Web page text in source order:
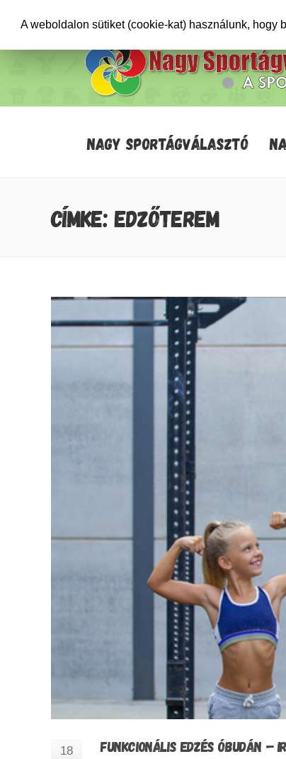
NAGY SPORTÁGVÁLASZTÓ
CÍMKE: EDZŐTEREM
18 FUNKCIONÁLIS EDZÉS ÓBUDÁN –
A weboldalon sütiket (cookie-kat) használunk, hogy